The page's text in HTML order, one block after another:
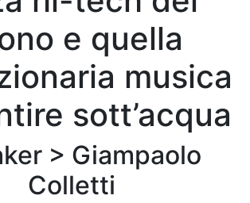
e quella
musica
sott’acqua
> Giampaolo
Colletti